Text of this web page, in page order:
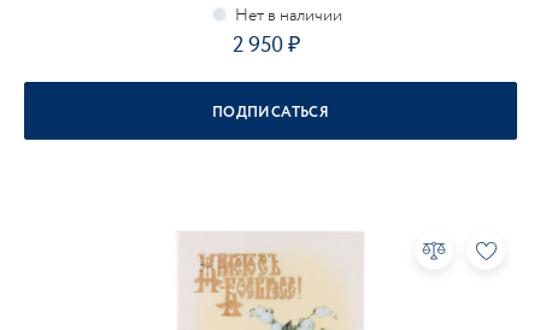
2 950
ПОДПИСАТЬСЯ